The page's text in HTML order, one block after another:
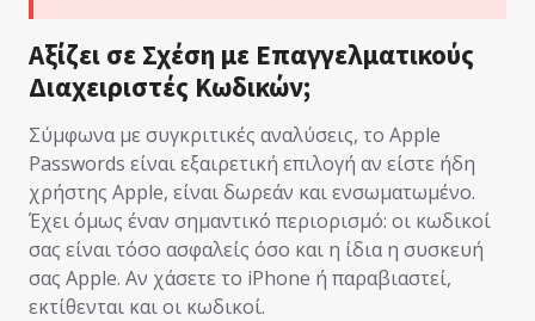
Αξίζει σε Σχέση με Επαγγελματικούς
Διαχειριστές Κωδικών;
Σύμφωνα με συγκριτικές αναλύσεις, το Apple
Passwords είναι εξαιρετική επιλογή αν είστε ήδη
χρήστης Apple, είναι δωρεάν και ενσωματωμένο.
Έχει όμως έναν σημαντικό περιορισμό: οι κωδικοί
σας είναι τόσο ασφαλείς όσο και η ίδια η συσκευή
σας Apple. Αν χάσετε το iPhone ή παραβιαστεί,
εκτίθενται και οι κωδικοί.